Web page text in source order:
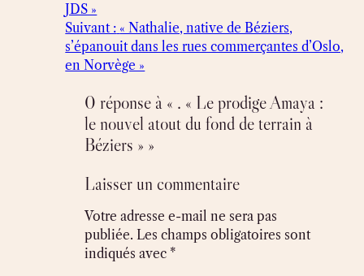
JDS »
Suivant : « Nathalie, native de Béziers,
s’épanouit dans les rues commerçantes d’Oslo,
en Norvège »
0 réponse à « . « Le prodige Amaya :
le nouvel atout du fond de terrain à
Béziers » »
Laisser un commentaire
Votre adresse e-mail ne sera pas
publiée. Les champs obligatoires sont
indiqués avec *